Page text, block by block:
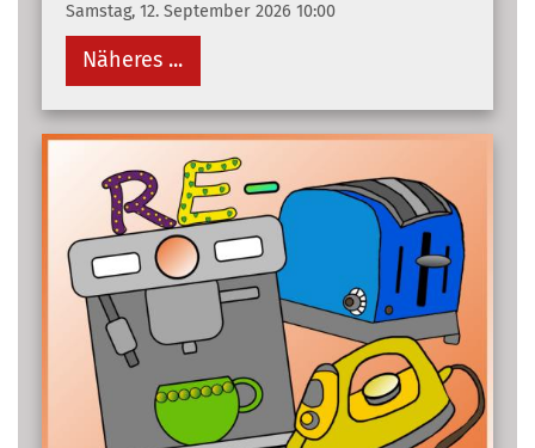
Samstag, 12. September 2026 10:00
Näheres ...